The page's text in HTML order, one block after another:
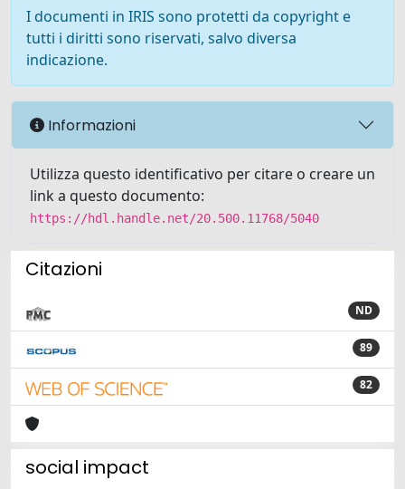
I documenti in IRIS sono protetti da copyright e
tutti i diritti sono riservati, salvo diversa
indicazione.
Informazioni
Utilizza questo identificativo per citare o creare un
link a questo documento:
https://hdl.handle.net/20.500.11768/5040
Citazioni
ND
89
82
social impact